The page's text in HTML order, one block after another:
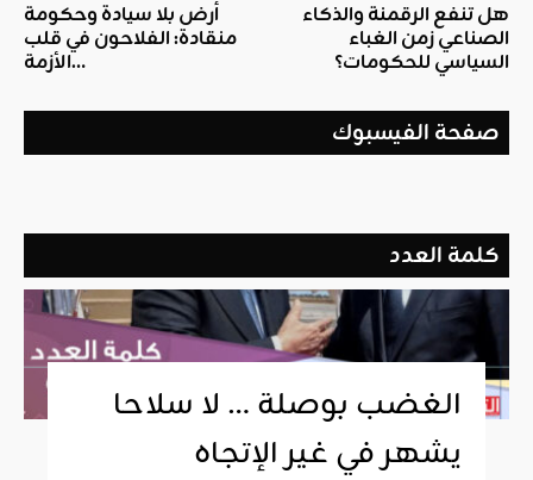
أرض بلا سيادة وحكومة
منقادة: الفلاحون في قلب
الأزمة…
هل تنفع الرقمنة والذكاء
الصناعي زمن الغباء
السياسي للحكومات؟
صفحة الفيسبوك
كلمة العدد
الغضب بوصلة … لا سلاحا
يشهر في غير الإتجاه